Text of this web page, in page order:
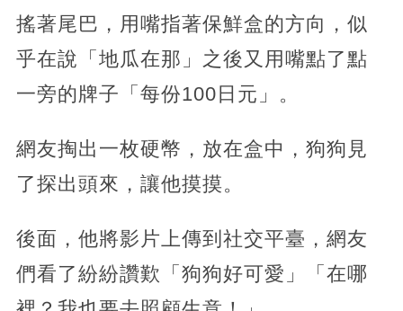
搖著尾巴，用嘴指著保鮮盒的方向，似
乎在說「地瓜在那」之後又用嘴點了點
一旁的牌子「每份100日元」。
網友掏出一枚硬幣，放在盒中，狗狗見
了探出頭來，讓他摸摸。
後面，他將影片上傳到社交平臺，網友
們看了紛紛讚歎「狗狗好可愛」「在哪